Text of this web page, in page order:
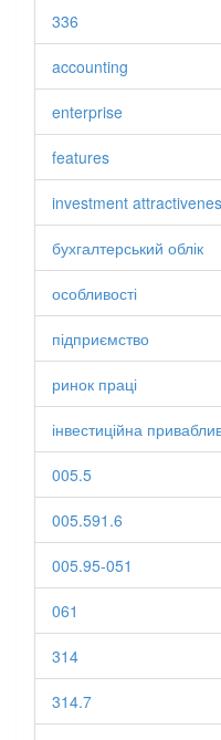
336
accounting
enterprise
features
investment
бухгалтерський облік
особливості
підприємство
ринок праці
інвестиційна
005.5
005.591.6
005.95-051
061
314
314.7